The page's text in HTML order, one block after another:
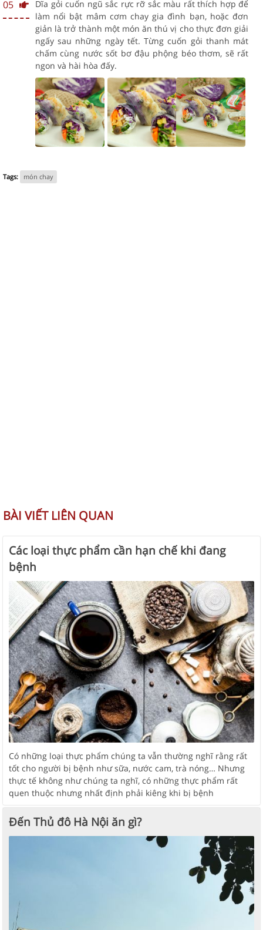
05
Dĩa gỏi cuốn ngũ sắc rực rỡ sắc màu rất thích hợp để
làm nổi bật mâm cơm chay gia đình bạn, hoặc đơn
giản là trở thành một món ăn thú vị cho thực đơn giải
ngấy sau những ngày tết. Từng cuốn gỏi thanh mát
chấm cùng nước sốt bơ đậu phộng béo thơm, sẽ rất
ngon và hài hòa đấy.
Tags: món chay
BÀI VIẾT LIÊN QUAN
Các loại thực phẩm cần hạn chế khi đang
bệnh
Có những loại thực phẩm chúng ta vẫn thường nghĩ rằng rất
tốt cho người bị bệnh như sữa, nước cam, trà nóng… Nhưng
thực tế không như chúng ta nghĩ, có những thực phẩm rất
quen thuộc nhưng nhất định phải kiêng khi bị bệnh
Đến Thủ đô Hà Nội ăn gì?